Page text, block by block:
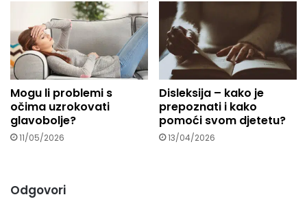
Mogu li problemi s
očima uzrokovati
glavobolje?
11/05/2026
Disleksija – kako je
prepoznati i kako
pomoći svom djetetu?
13/04/2026
Odgovori